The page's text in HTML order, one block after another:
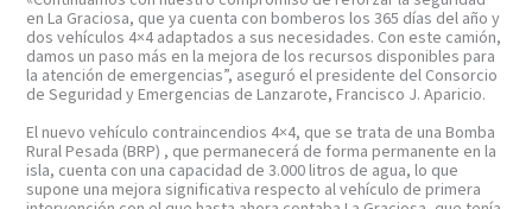
en La Graciosa, que ya cuenta con bomberos los 365 días del año y
dos vehículos 4×4 adaptados a sus necesidades. Con este camión,
damos un paso más en la mejora de los recursos disponibles para
la atención de emergencias”, aseguró el presidente del Consorcio
de Seguridad y Emergencias de Lanzarote, Francisco J. Aparicio.
El nuevo vehículo contraincendios 4×4, que se trata de una Bomba
Rural Pesada (BRP) , que permanecerá de forma permanente en la
isla, cuenta con una capacidad de 3.000 litros de agua, lo que
supone una mejora significativa respecto al vehículo de primera